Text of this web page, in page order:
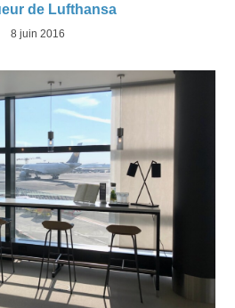
de Lufthansa
8 juin 2016